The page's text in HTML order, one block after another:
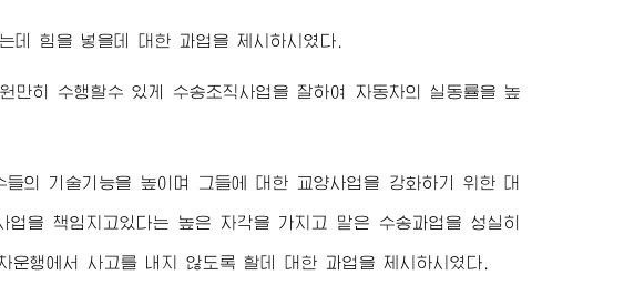
데 힘을 넣을데 대한 과업을 제시하시였다.
만히 수행할수 있게 수송조직사업을 잘하여 자동차의 실동률을 높
의 기술기능을 높이며 그들에 대한 교양사업을 강화하기 위한 대
을 책임지고있다는 높은 자각을 가지고 맡은 수송과업을 성실히
행에서 사고를 내지 않도록 할데 대한 과업을 제시하시였다.